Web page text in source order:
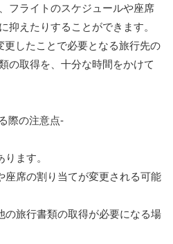
フライトのスケジュールや座席
抑えたりすることができます。
更したことで必要となる旅行先の
の取得を、十分な時間をかけて
際の注意点-
ます。
座席の割り当てが変更される可能
の旅行書類の取得が必要になる場